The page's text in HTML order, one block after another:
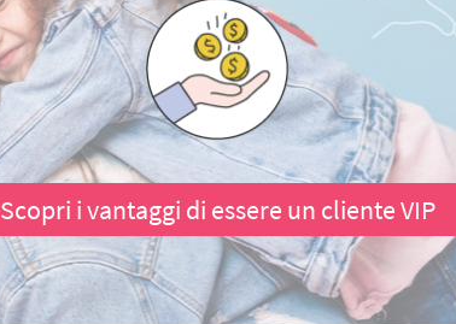
Scopri i vantaggi di essere un cliente VIP